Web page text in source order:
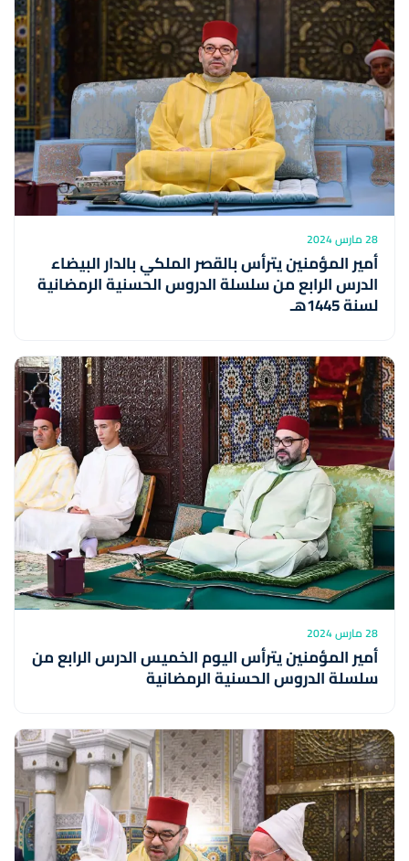
28 مارس 2024
أمير المؤمنين يترأس بالقصر الملكي بالدار البيضاء
الدرس الرابع من سلسلة الدروس الحسنية الرمضانية
لسنة 1445هـ
28 مارس 2024
أمير المؤمنين يترأس اليوم الخميس الدرس الرابع من
سلسلة الدروس الحسنية الرمضانية